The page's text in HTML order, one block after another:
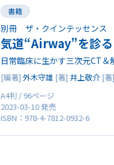
書籍
別冊 ザ・クインテッセンス
気道“Airway”を診る
日常臨床に生かす三次元CT
[編著] 外木守雄 [著] 井上敬介 [著]
A4判 / 96ページ
2023-03-10 発売
ISBN：978-4-7812-0932-6